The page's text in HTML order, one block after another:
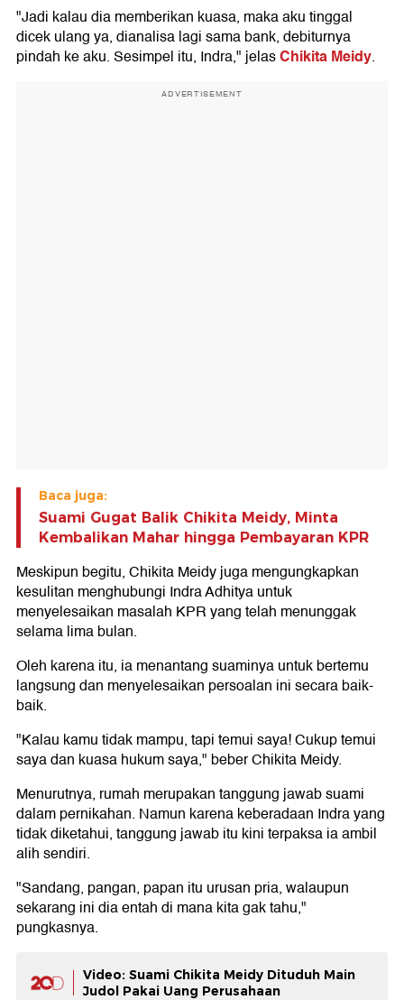
"Jadi kalau dia memberikan kuasa, maka aku tinggal
dicek ulang ya, dianalisa lagi sama bank, debiturnya
pindah ke aku. Sesimpel itu, Indra," jelasChikita Meidy.
ADVERTISEMENT
Baca juga:
Suami Gugat Balik Chikita Meidy, Minta
Kembalikan Mahar hingga Pembayaran KPR
Meskipun begitu, Chikita Meidy juga mengungkapkan
kesulitan menghubungi Indra Adhitya untuk
menyelesaikan masalah KPR yang telah menunggak
selama lima bulan.
Oleh karena itu, ia menantang suaminya untuk bertemu
langsung dan menyelesaikan persoalan ini secara baik-
baik.
"Kalau kamu tidak mampu, tapi temui saya! Cukup temui
saya dan kuasa hukum saya," beber Chikita Meidy.
Menurutnya, rumah merupakan tanggung jawab suami
dalam pernikahan. Namun karena keberadaan Indra yang
tidak diketahui, tanggung jawab itu kini terpaksa ia ambil
alih sendiri.
"Sandang, pangan, papan itu urusan pria, walaupun
sekarang ini dia entah di mana kita gak tahu,"
pungkasnya.
Video: Suami Chikita Meidy Dituduh Main
Judol Pakai Uang Perusahaan